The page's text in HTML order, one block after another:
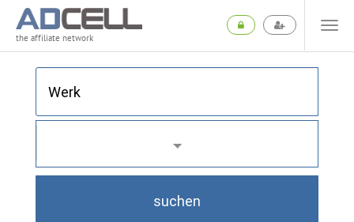
the affiliate network
suchen